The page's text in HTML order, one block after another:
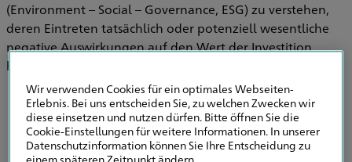
(Environment – Social – Governance, ESG) zu verstehen,
deren Eintreten tatsächlich oder potenziell wesentliche
negative Auswirkungen auf den Wert der Investition
haben können.
Informationen zu Strategien zur
Einbeziehung von Nachhaltigkeitsrisiken in
Wir verwenden Cookies für ein optimales Webseiten-
Erlebnis. Bei uns entscheiden Sie, zu welchen Zwecken wir
diese einsetzen und nutzen dürfen. Bitte öffnen Sie die
Cookie-Einstellungen für weitere Informationen. In unserer
Datenschutzinformation können Sie Ihre Entscheidung zu